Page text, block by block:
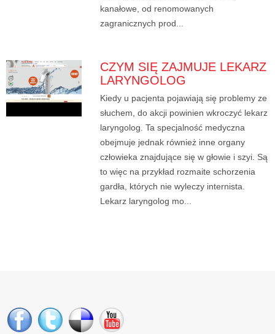
kanałowe, od renomowanych
zagranicznych prod...
CZYM SIĘ ZAJMUJE LEKARZ
LARYNGOLOG
Kiedy u pacjenta pojawiają się problemy ze
słuchem, do akcji powinien wkroczyć lekarz
laryngolog. Ta specjalność medyczna
obejmuje jednak również inne organy
człowieka znajdujące się w głowie i szyi. Są
to więc na przykład rozmaite schorzenia
gardła, których nie wyleczy internista.
Lekarz laryngolog mo...